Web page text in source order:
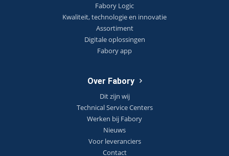
Fabory Logic
Kwaliteit, technologie en innovatie
Assortiment
Digitale oplossingen
Fabory app
Over Fabory
Dit zijn wij
Technical Service Centers
Werken bij Fabory
Nieuws
Voor leveranciers
Contact